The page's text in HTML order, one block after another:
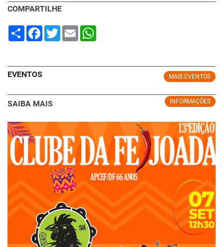
COMPARTILHE
Share Facebook
TwitterEmail
MAIS EVENTOS
EVENTOS
INFORMAÇÕES
SAIBA MAIS